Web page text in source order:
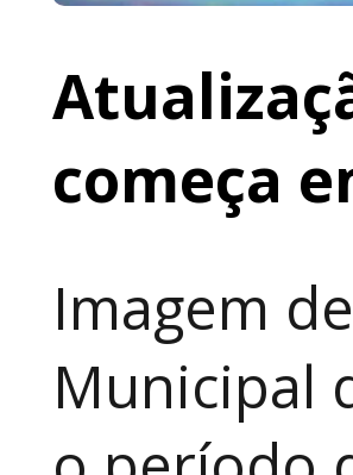
começa
Imagem
Municipal